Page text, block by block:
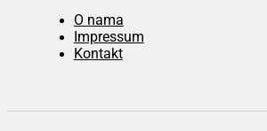
O nama
Impressum
Kontakt